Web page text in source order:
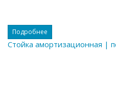
Подробнее
Стойка амортизационная |